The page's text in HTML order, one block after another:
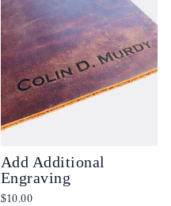
Add Additional
Engraving
$10.00